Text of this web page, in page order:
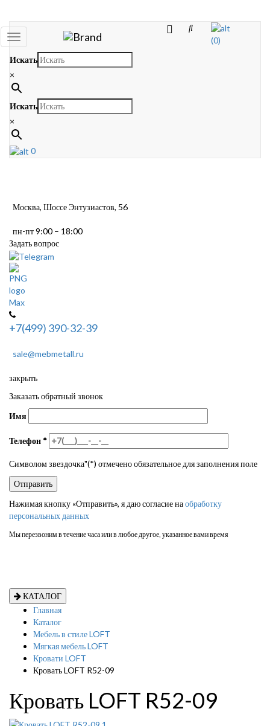
Toggle
navigation
(0)
Искать
×
Искать
×
0
Москва, Шоссе Энтузиастов, 56
пн-пт 9:00 – 18:00
Задать вопрос
+7(499) 390-32-39
sale@mebmetall.ru
закрыть
Заказать обратный звонок
Имя
Телефон *
Символом звездочка"(*) отмечено обязательное для заполнения поле
Нажимая кнопку «Отправить», я даю согласие наобработку
персональных данных
Мы перезвоним в течение часа или в любое другое, указанное вами время
КАТАЛОГ
Главная
Каталог
Мебель в стиле LOFT
Мягкая мебель LOFT
Кровати LOFT
Кровать LOFT R52-09
Кровать LOFT R52-09